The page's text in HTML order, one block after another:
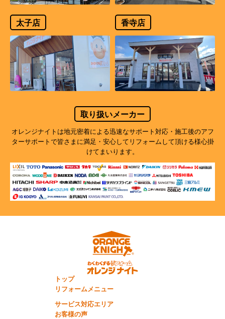
太子店 香寺店
取り扱いメーカー
オレンジナイトは地元密着による迅速なサポート対応・施工後のアフ
ターサポートで皆さまに満足・安心してリフォームして頂ける様心掛
けてまいります。
トップ
リフォームメニュー
サービス対応エリア
お客様の声